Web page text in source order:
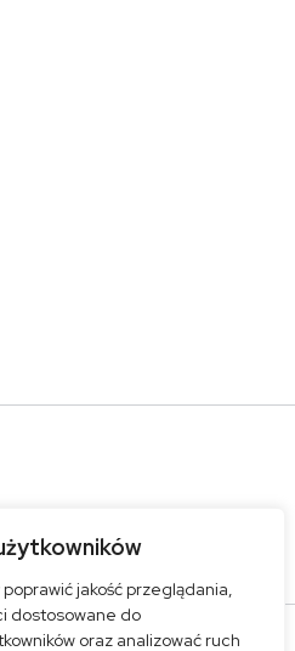
jakość przeglądania,
dostosowane do
oraz analizować ruch